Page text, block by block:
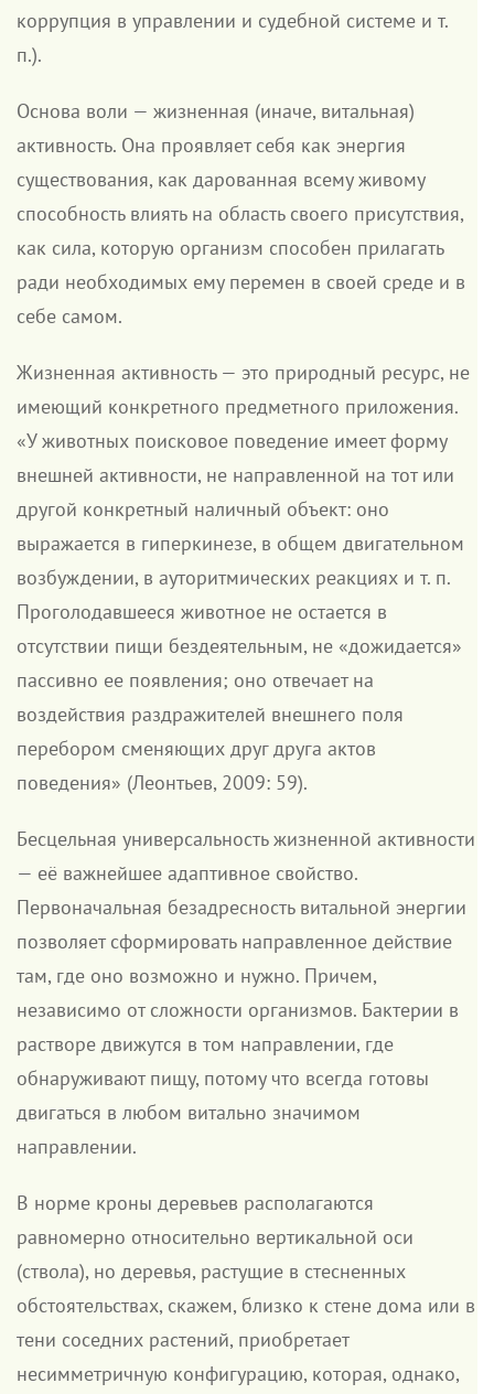
коррупция в управлении и судебной системе и т.
п.).
Основа воли — жизненная (иначе, витальная)
активность. Она проявляет себя как энергия
существования, как дарованная всему живому
способность влиять на область своего присутствия,
как сила, которую организм способен прилагать
ради необходимых ему перемен в своей среде и в
себе самом.
Жизненная активность — это природный ресурс, не
имеющий конкретного предметного приложения.
«У животных поисковое поведение имеет форму
внешней активности, не направленной на тот или
другой конкретный наличный объект: оно
выражается в гиперкинезе, в общем двигательном
возбуждении, в ауторитмических реакциях и т. п.
Проголодавшееся животное не остается в
отсутствии пищи бездеятельным, не «дожидается»
пассивно ее появления; оно отвечает на
воздействия раздражителей внешнего поля
перебором сменяющих друг друга актов
поведения» (Леонтьев, 2009: 59).
Бесцельная универсальность жизненной активности
— её важнейшее адаптивное свойство.
Первоначальная безадресность витальной энергии
позволяет сформировать направленное действие
там, где оно возможно и нужно. Причем,
независимо от сложности организмов. Бактерии в
растворе движутся в том направлении, где
обнаруживают пищу, потому что всегда готовы
двигаться в любом витально значимом
направлении.
В норме кроны деревьев располагаются
равномерно относительно вертикальной оси
(ствола), но деревья, растущие в стесненных
обстоятельствах, скажем, близко к стене дома или в
тени соседних растений, приобретает
несимметричную конфигурацию, которая, однако,